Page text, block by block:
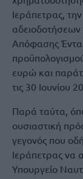
Ιεράπετρας,
αδειοδοτήσεων
Απόφασης
ευρώ και
τις 30 Ιουνίου
Παρά ταύτα,
ουσιαστική
γεγονός που
Ιεράπετρας να
Υπουργείο